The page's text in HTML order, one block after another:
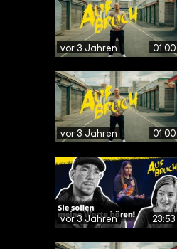
vor 3 Jahren 01:00
vor 3 Jahren 01:00
vor 3 Jahren 23:53